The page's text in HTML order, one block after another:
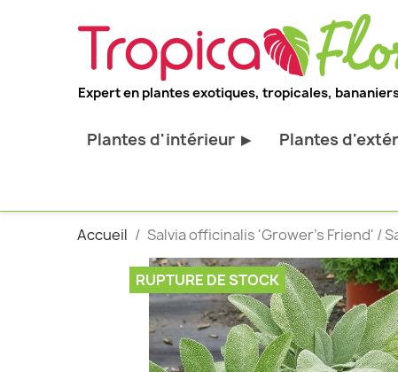
Expert en plantes exotiques, tropicales,
Plantes d'intérieur ▶
Plantes pour bureau
Palmier d'intérieur
Cactus & Succulentes
Sujets d'exception
Plantes
Toutes les
Bananiers
Palmiers
Orchidées
Plantes et
décoratif
Plantes
Accueil Salvia officinalis 'Grower's Friend' /
RUPTURE DE STOCK